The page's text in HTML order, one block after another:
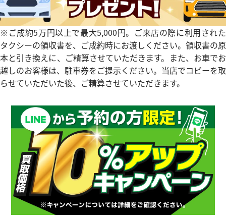
格
日時点の参考買取価格です
参考買取価格
354,000 円
※2024年10月27日時点の参考
す
イマー オートマティック
IWC アクアタイマー クロノグ
※ご成約5万円以上で最大5,000円。ご来店の際に利用された
タクシーの領収書を、ご成約時にお渡しください。領収書の原
本と引き換えに、ご精算させていただきます。また、お車でお
越しのお客様は、駐車券をご提示ください。当店でコピーを取
らせていただいた後、ご精算させていただきます。